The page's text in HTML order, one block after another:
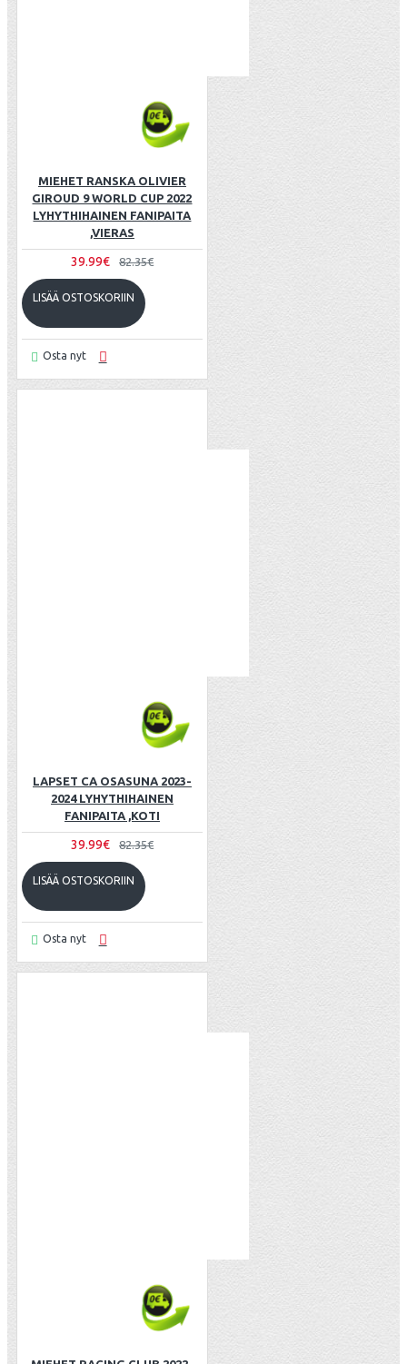
MIEHET RANSKA OLIVIER
GIROUD 9 WORLD CUP 2022
LYHYTHIHAINEN FANIPAITA
,VIERAS
39.99€ 82.35€
LISÄÄ OSTOSKORIIN
Osta nyt
LAPSET CA OSASUNA 2023-
2024 LYHYTHIHAINEN
FANIPAITA ,KOTI
39.99€ 82.35€
LISÄÄ OSTOSKORIIN
Osta nyt